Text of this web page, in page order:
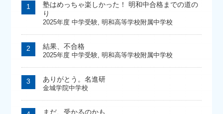
塾はめっちゃ楽しかった！ 明和中合格までの道の
り
2025年度 中学受験, 明和高等学校附属中学校
結果、不合格
2025年度 中学受験, 明和高等学校附属中学校
ありがとう。名進研
金城学院中学校
まだ、受かるのかも